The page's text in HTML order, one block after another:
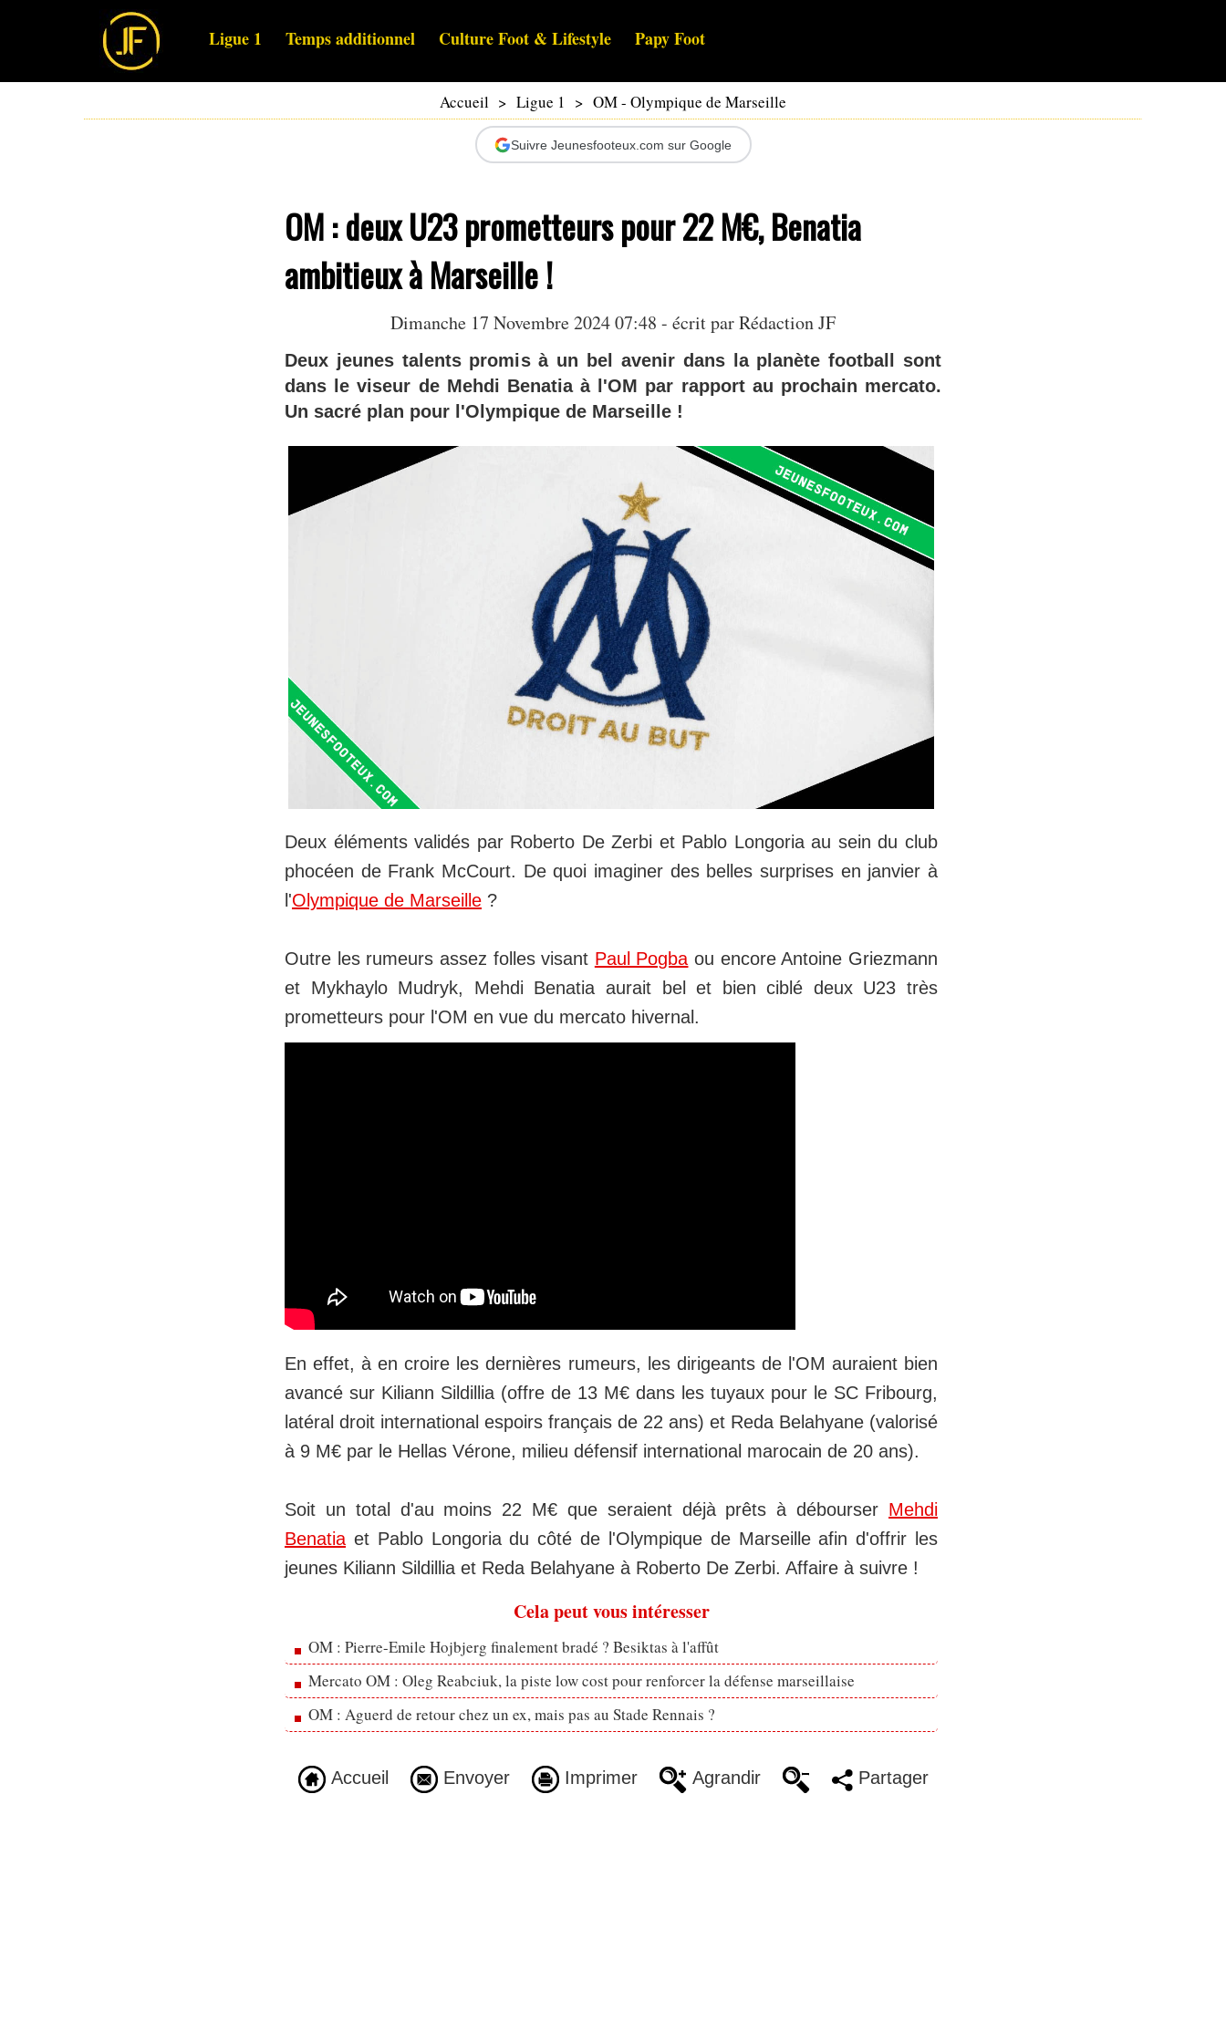
Ligue 1 Temps additionnel Culture Foot & Lifestyle Papy Foot
Accueil > Ligue 1 > OM - Olympique de Marseille
Suivre Jeunesfooteux.com sur Google
OM : deux U23 prometteurs pour 22 M€, Benatia
ambitieux à Marseille !
Dimanche 17 Novembre 2024 07:48 - écrit par Rédaction JF
Deux jeunes talents promis à un bel avenir dans la planète football sont
dans le viseur de Mehdi Benatia à l'OM par rapport au prochain mercato.
Un sacré plan pour l'Olympique de Marseille !
Deux éléments validés par Roberto De Zerbi et Pablo Longoria au sein du club
phocéen de Frank McCourt. De quoi imaginer des belles surprises en janvier à
l'Olympique de Marseille ?
Outre les rumeurs assez folles visant Paul Pogba ou encore Antoine Griezmann
et Mykhaylo Mudryk, Mehdi Benatia aurait bel et bien ciblé deux U23 très
prometteurs pour l'OM en vue du mercato hivernal.
En effet, à en croire les dernières rumeurs, les dirigeants de l'OM auraient bien
avancé sur Kiliann Sildillia (offre de 13 M€ dans les tuyaux pour le SC Fribourg,
latéral droit international espoirs français de 22 ans) et Reda Belahyane (valorisé
à 9 M€ par le Hellas Vérone, milieu défensif international marocain de 20 ans).
Soit un total d'au moins 22 M€ que seraient déjà prêts à débourser Mehdi
Benatia et Pablo Longoria du côté de l'Olympique de Marseille afin d'offrir les
jeunes Kiliann Sildillia et Reda Belahyane à Roberto De Zerbi. Affaire à suivre !
Cela peut vous intéresser
OM : Pierre-Emile Hojbjerg finalement bradé ? Besiktas à l'affût
Mercato OM : Oleg Reabciuk, la piste low cost pour renforcer la défense marseillaise
OM : Aguerd de retour chez un ex, mais pas au Stade Rennais ?
Accueil Envoyer Imprimer Agrandir Partager